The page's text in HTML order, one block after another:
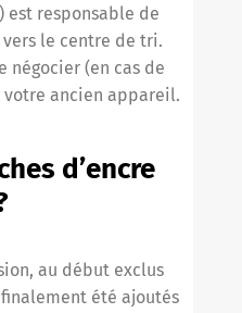
est responsable de
le centre de tri.
négocier (en cas de
ancien appareil.
d’encre
au début exclus
été ajoutés